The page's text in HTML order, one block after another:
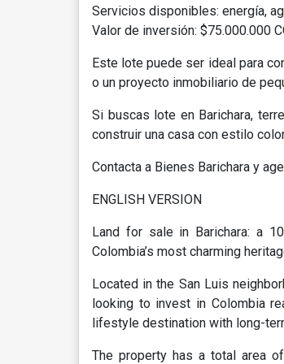
Servicios disponibles: energía,
Valor de inversión: $75.000.000
Este lote puede ser ideal para
o un proyecto inmobiliario de
Si buscas lote en Barichara,
construir una casa con estilo
Contacta a Bienes Barichara y
ENGLISH VERSION
Land for sale in Barichara: a
Colombia’s most charming
Located in the San Luis
looking to invest in Colombia
lifestyle destination with long-
The property has a total area